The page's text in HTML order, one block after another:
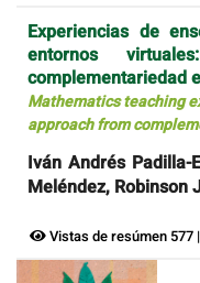
Experiencias de
entornos
complementariedad
Mathematics teaching
approach from
Iván Andrés Padilla-
Meléndez, Robinson
Vistas de resúmen 577